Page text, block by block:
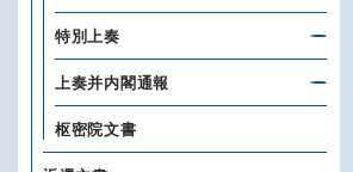
特別上奏
上奏并内閣通報
枢密院文書